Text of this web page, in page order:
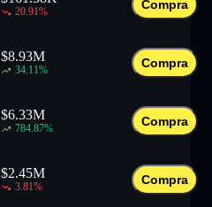
20.91%
Compra
$8.93M
34.11%
Compra
$6.33M
784.87%
Compra
$2.45M
3.81%
Compra